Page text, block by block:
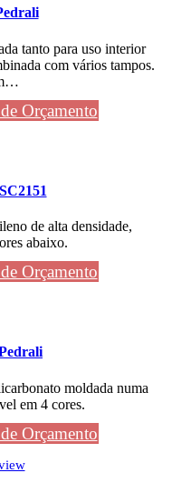
tanto para uso interior
com vários tampos.
Orçamento
de alta densidade,
abaixo.
Orçamento
moldada numa
em 4 cores.
Orçamento